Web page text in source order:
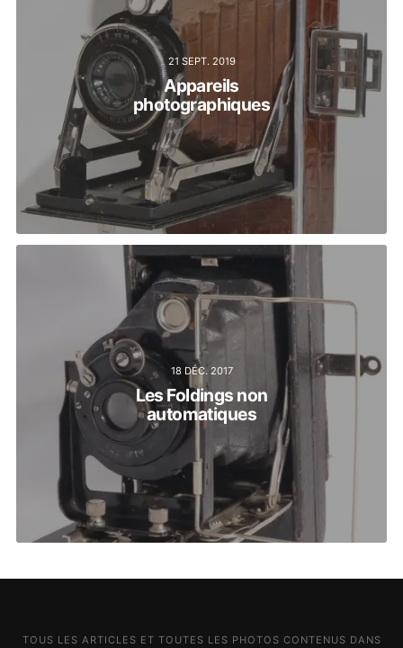
21 SEPT. 2019
Appareils
photographiques
18 DÉC. 2017
Les Foldings non
automatiques
TOUS LES ARTICLES ET TOUTES LES PHOTOS CONTENUS DANS